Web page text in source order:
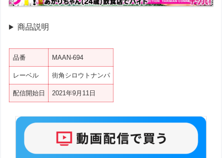
商品説明
品番 MAAN-694
レーベル 街角シロウトナンパ
配信開始日 2021年9月11日